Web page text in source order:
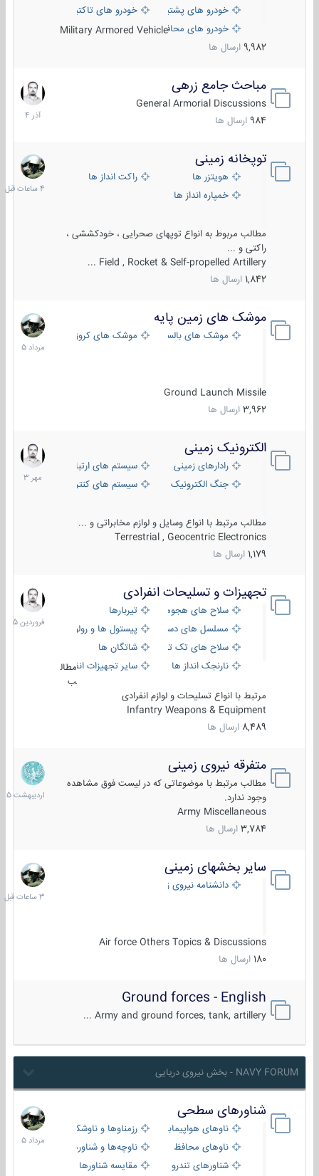
خودرو های پشتیبانی آتش ، شناسایی و ضد تانک
خودرو های تاکتیکی نظامی
خودرو های محافظت شدهMilitary Armored Vehicle
9,982 ارسال ها
مباحث جامع زرهی
General Armorial Discussions
984 ارسال ها
7
آذر
1404
توپخانه زمینی
هویتزر ها
راکت انداز ها
خمپاره انداز ها
مطالب مربوط به انواع توپهای صحرایی ، خودکششی ،
راکتی و ...
Field , Rocket & Self-propelled Artillery ...
1,842 ارسال ها
4
ساعات
قبل
موشک های زمین پایه
موشک های بالستیک موشک های کروز
Ground Launch Missile
3,962 ارسال ها
2
مرداد
1405
الکترونیک زمینی
رادارهای زمینی
سیستم های ارتباطی و جمع آوری
جنگ الکترونیک
سیستم های کنترل آتش و تجهیزات
مطالب مرتبط با انواع وسایل و لوازم مخابراتی و ...
Terrestrial , Geocentric Electronics
1,179 ارسال ها
1
مهر
1403
تجهیزات و تسلیحات انفرادی
سلاح های هجومی
تیربارها
مسلسل های دستی
پیستول ها و رولورها
سلاح های تک تیر اندازیشاتگان ها
نارنجک انداز ها
سایر تجهیزات انفرادی
مطال
ب
مرتبط با انواع تسلیحات و لوازم انفرادی
Infantry Weapons & Equipment
8,489 ارسال ها
17
فروردین
1405
متفرقه نیروی زمینی
مطالب مرتبط با موضوعاتی که در لیست فوق مشاهده
وجود ندارد.
Army Miscellaneous
3,784 ارسال ها
27
1405
سایر بخشهای زمینی
دانشنامه نیروی زمینی
Air force Others Topics & Discussions
180 ارسال ها
3
ساعات
قبل
Ground forces - English
Army and ground forces, tank, artillery ...
NAVY FORUM - بخش نیروی دریایی
شناورهای سطحی
ناوهای هواپیمابر و بالگرد بررزمناوها و ناوشکن‌ها
ناوهای محافظ
ناوچه‌ها و شناورهای گشتی
شناورهای تندرو
مقایسه شناورها
2
مرداد
1405